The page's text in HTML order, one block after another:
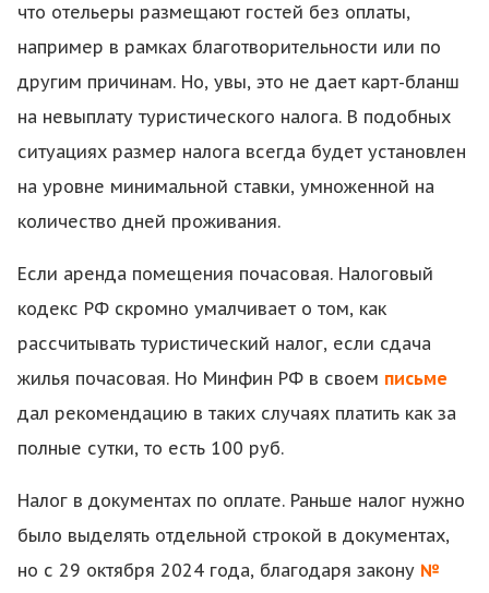
что отельеры размещают гостей без оплаты,
например в рамках благотворительности или по
другим причинам. Но, увы, это не дает карт-бланш
на невыплату туристического налога. В подобных
ситуациях размер налога всегда будет установлен
на уровне минимальной ставки, умноженной на
количество дней проживания.
Если аренда помещения почасовая. Налоговый
кодекс РФ скромно умалчивает о том, как
рассчитывать туристический налог, если сдача
жилья почасовая. Но Минфин РФ в своем письме
дал рекомендацию в таких случаях платить как за
полные сутки, то есть 100 руб.
Налог в документах по оплате. Раньше налог нужно
было выделять отдельной строкой в документах,
но с 29 октября 2024 года, благодаря закону №